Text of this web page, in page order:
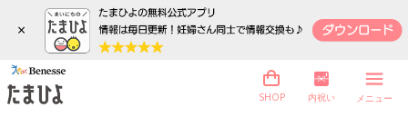
×
SHOP 内祝い メニュー